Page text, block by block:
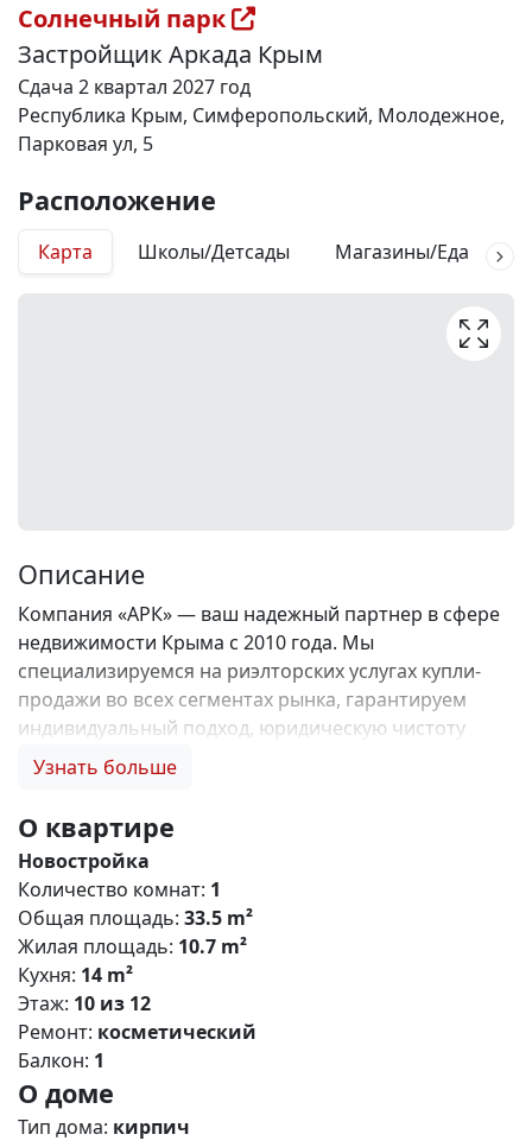
Солнечный парк
Застройщик Аркада Крым
Сдача 2 квартал 2027 год
Республика Крым, Симферопольский, Молодежное,
Парковая ул, 5
Расположение
Карта Школы/Детсады Магазины/Еда
Описание
Компания «АРК» — ваш надежный партнер в сфере
недвижимости Крыма с 2010 года. Мы
специализируемся на риэлторских услугах купли-
продажи во всех сегментах рынка, гарантируем
индивидуальный подход, юридическую чистоту
объектов и безопасность сделок. Самое ценное для
комиссии и оформление ипотеки бесплатно; 2.
Покупку недвижимости по цене застройщика +
акции, бонусы, подарки; 3. Экспертное мнение о
каждом застройщике. Ваши интересы — наш
приоритет! 4. Профессиональную поддержку на всех
этапах сделки до получения ключей; 5. Фейерверк
подарков🎁 🎁 🎁! Купи с нами и выбери свой
ПОДАРОК! ЖК «Солнечный парк» — масштабный
проект комфорт-класса в пригороде Симферополя,
расположенный в посёлке городского типа
Молодёжное. Комплекс сочетает современную
архитектуру, развитую инфраструктуру и
Узнать больше
О квартире
Новостройка
Количество комнат: 1
Общая площадь: 33.5 m²
Жилая площадь: 10.7 m²
Кухня: 14 m²
Этаж: 10 из 12
Ремонт: косметический
Балкон: 1
О доме
Тип дома: кирпич